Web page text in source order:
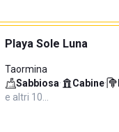
Playa Sole Luna
Taormina
Sabbiosa· Cabine·
e altri 10…